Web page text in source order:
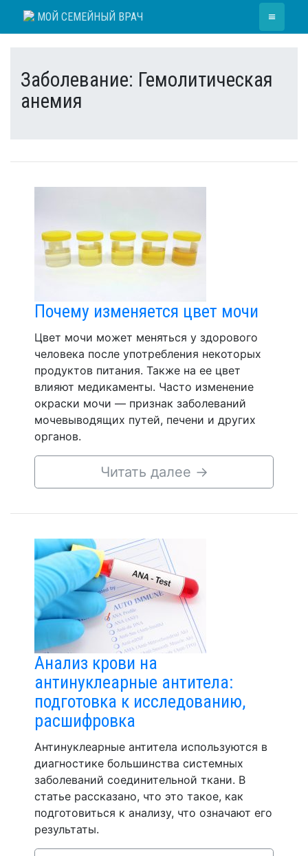
МОЙ СЕМЕЙНЫЙ ВРАЧ ≡
Заболевание: Гемолитическая
анемия
Почему изменяется цвет мочи
Цвет мочи может меняться у здорового
человека после употребления некоторых
продуктов питания. Также на ее цвет
влияют медикаменты. Часто изменение
окраски мочи — признак заболеваний
мочевыводящих путей, печени и других
органов.
Читать далее →
Анализ крови на
антинуклеарные антитела:
подготовка к исследованию,
расшифровка
Антинуклеарные антитела используются в
диагностике большинства системных
заболеваний соединительной ткани. В
статье рассказано, что это такое, как
подготовиться к анализу, что означают его
результаты.